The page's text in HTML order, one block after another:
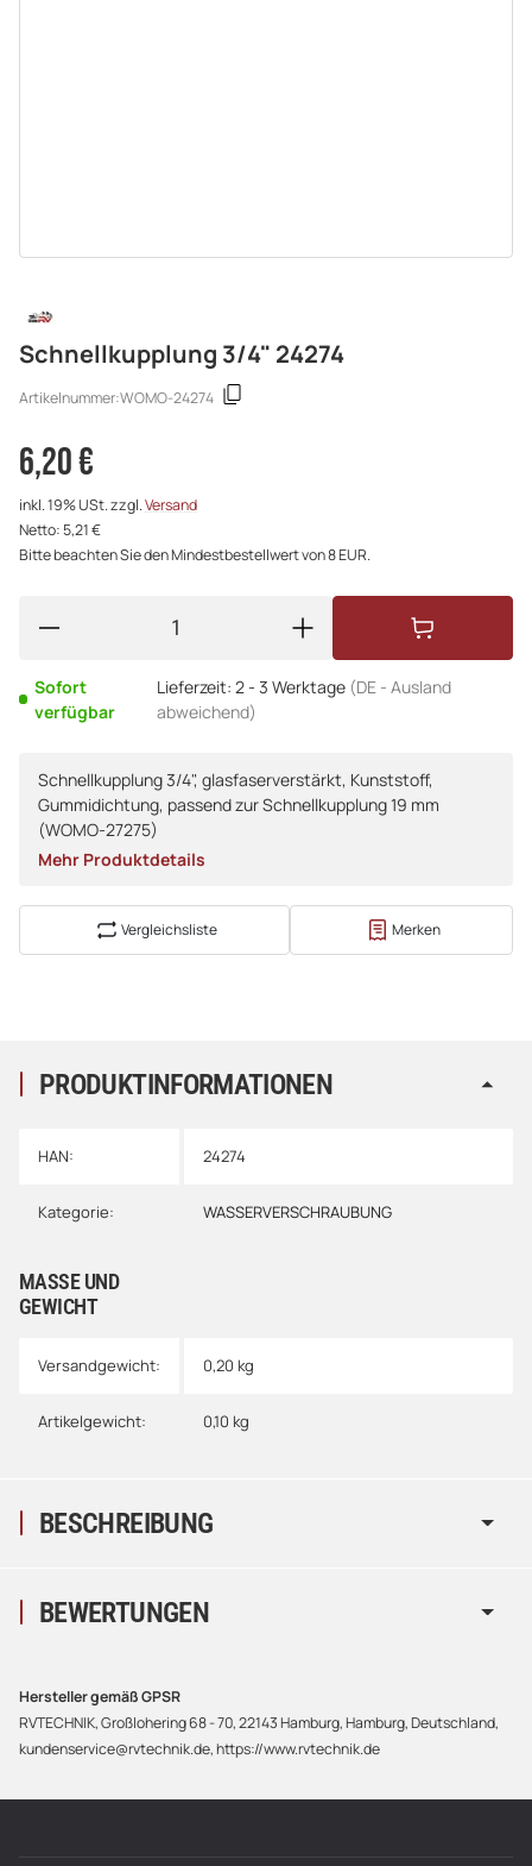
Schnellkupplung 3/4" 24274
Artikelnummer:WOMO-24274
6,20 €
inkl. 19% USt. zzgl.Versand
Netto: 5,21 €
Bitte beachten Sie den Mindestbestellwert von 8 EUR.
Sofort
verfügbar
Lieferzeit: 2 - 3 Werktage (DE - Ausland
abweichend)
Schnellkupplung 3/4", glasfaserverstärkt, Kunststoff,
Gummidichtung, passend zur Schnellkupplung 19 mm
(WOMO-27275)
Mehr Produktdetails
Vergleichsliste Merken
PRODUKTINFORMATIONEN
HAN: 24274
Kategorie: WASSERVERSCHRAUBUNG
MASSE UND G
EWICHT
Versandgewicht: 0,20 kg
Artikelgewicht: 0,10 kg
BESCHREIBUNG
BEWERTUNGEN
Hersteller gemäß GPSR
RVTECHNIK, Großlohering 68 - 70, 22143 Hamburg, Hamburg, Deutschland,
kundenservice@rvtechnik.de, https://www.rvtechnik.de